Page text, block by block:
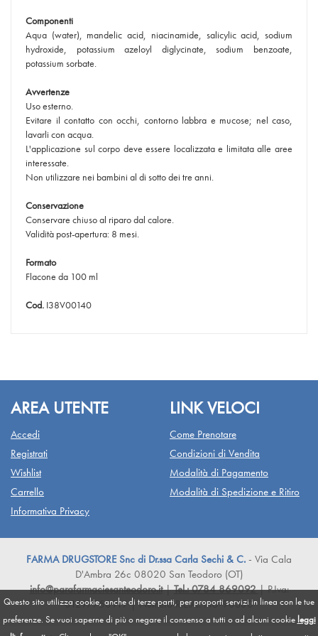
Questo sito utilizza cookie, anche di terze parti, per proporti servizi in linea con le tue
preferenze. Se vuoi saperne di più o negare il consenso a tutti o ad alcuni cookie leggi
Componenti
Aqua (water), mandelic acid, niacinamide, salicylic acid, sodium
hydroxide, potassium azeloyl diglycinate, sodium benzoate,
potassium sorbate.
Avvertenze
Uso esterno.
Evitare il contatto con occhi, contorno labbra e mucose; nel caso,
lavarli con acqua.
L'applicazione sul corpo deve essere localizzata e limitata alle aree
interessate.
Non utilizzare nei bambini al di sotto dei tre anni.
Conservazione
Conservare chiuso al riparo dal calore.
Validità post-apertura: 8 mesi.
Formato
Flacone da 100 ml
Cod. I38V00140
AREA UTENTE
Accedi
Registrati
Wishlist
Carrello
Informativa Privacy
LINK VELOCI
Come Prenotare
Condizioni di Vendita
Modalità di Pagamento
Modalità di Spedizione e Ritiro
FARMA DRUGSTORE Snc di Dr.ssa Carla Sechi & C. - Via Cala
D'Ambra 26c 08020 San Teodoro (OT)
info@parafarmaciesanteodoro.it|Tel.: 0784 869092| P.Iva:
01297750919 | Numero R.E.A.: NU-90330